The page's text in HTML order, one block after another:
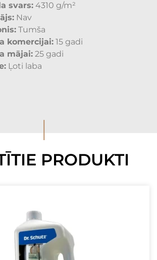
svars: 4310 g/m²
Nav
Tumša
komercijai: 15 gadi
mājai: 25 gadi
Ļoti laba
I
PRODUKTI